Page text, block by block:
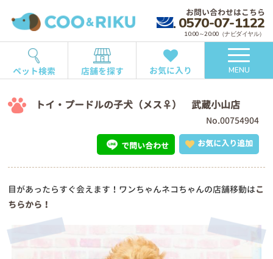
お問い合わせはこちら
0570-07-1122
10:00～20:00（ナビダイヤル）
ペット検索 店舗を探す お気に入り MENU
トイ・プードルの子犬（メス♀） 武蔵小山店
No.00754904
お気に入り追加
で問い合わせ
目があったらすぐ会えます！ワンちゃんネコちゃんの店舗移動はこ
ちらから！